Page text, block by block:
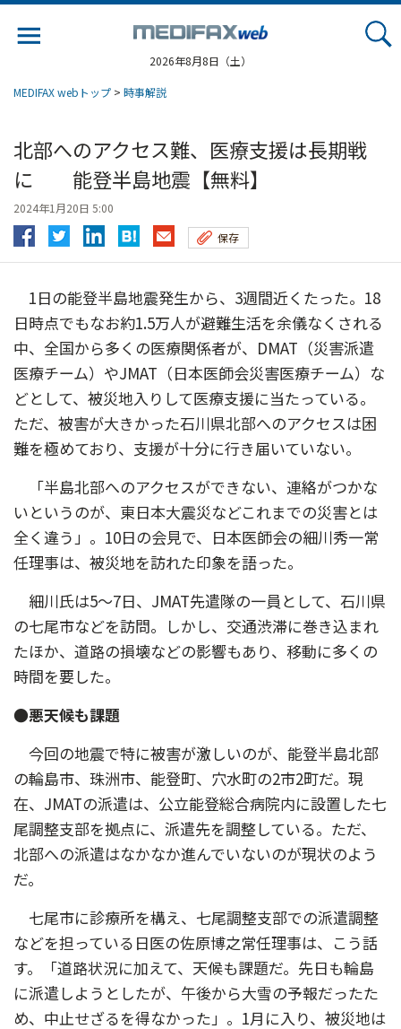
2026年8月8日（土）
MEDIFAX webトップ > 時事解説
北部へのアクセス難、医療支援は長期戦
に 能登半島地震【無料】
2024年1月20日 5:00
保存
1日の能登半島地震発生から、3週間近くたった。18
日時点でもなお約1.5万人が避難生活を余儀なくされる
中、全国から多くの医療関係者が、DMAT（災害派遣
医療チーム）やJMAT（日本医師会災害医療チーム）な
どとして、被災地入りして医療支援に当たっている。
ただ、被害が大きかった石川県北部へのアクセスは困
難を極めており、支援が十分に行き届いていない。
「半島北部へのアクセスができない、連絡がつかな
いというのが、東日本大震災などこれまでの災害とは
全く違う」。10日の会見で、日本医師会の細川秀一常
任理事は、被災地を訪れた印象を語った。
細川氏は5～7日、JMAT先遣隊の一員として、石川県
の七尾市などを訪問。しかし、交通渋滞に巻き込まれ
たほか、道路の損壊などの影響もあり、移動に多くの
時間を要した。
●悪天候も課題
今回の地震で特に被害が激しいのが、能登半島北部
の輪島市、珠洲市、能登町、穴水町の2市2町だ。現
在、JMATの派遣は、公立能登総合病院内に設置した七
尾調整支部を拠点に、派遣先を調整している。ただ、
北部への派遣はなかなか進んでいないのが現状のよう
だ。
七尾市に診療所を構え、七尾調整支部での派遣調整
などを担っている日医の佐原博之常任理事は、こう話
す。「道路状況に加えて、天候も課題だ。先日も輪島
に派遣しようとしたが、午後から大雪の予報だったた
め、中止せざるを得なかった」。1月に入り、被災地は